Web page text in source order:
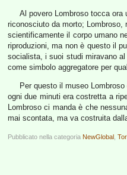
Al povero Lombroso tocca ora
riconosciuto da morto;
scientificamente il corpo umano
riproduzioni, ma non è questo il
socialista, i suoi studi miravano al
come simbolo aggregatore per
Per questo il museo
ogni due minuti era costretta a
Lombroso ci manda è che
mai scontata, ma va costruita
Pubblicato nella categoria NewGlobal